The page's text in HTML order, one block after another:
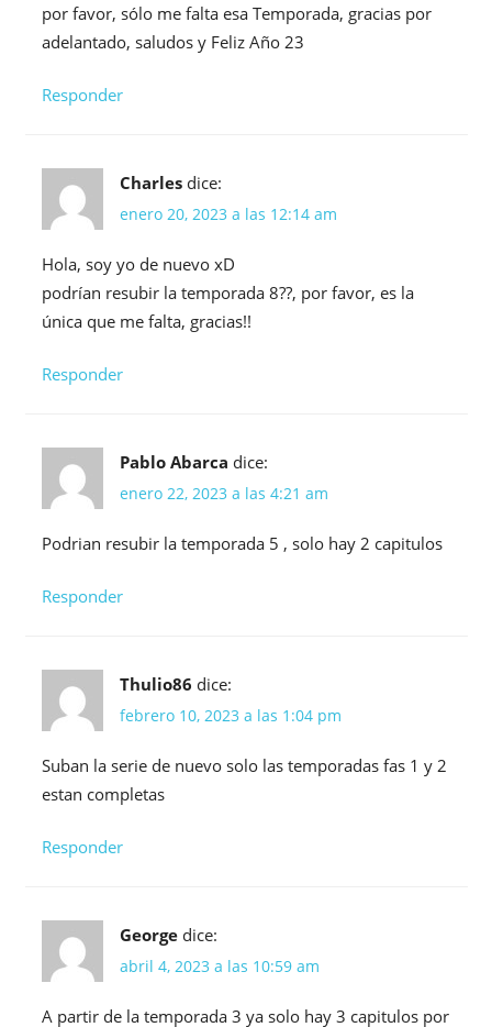
por favor, sólo me falta esa Temporada, gracias por
adelantado, saludos y Feliz Año 23
Responder
Charles dice:
enero 20, 2023 a las 12:14 am
Hola, soy yo de nuevo xD
podrían resubir la temporada 8??, por favor, es la
única que me falta, gracias!!
Responder
Pablo Abarca dice:
enero 22, 2023 a las 4:21 am
Podrian resubir la temporada 5 , solo hay 2 capitulos
Responder
Thulio86 dice:
febrero 10, 2023 a las 1:04 pm
Suban la serie de nuevo solo las temporadas fas 1 y 2
estan completas
Responder
George dice:
abril 4, 2023 a las 10:59 am
A partir de la temporada 3 ya solo hay 3 capitulos por